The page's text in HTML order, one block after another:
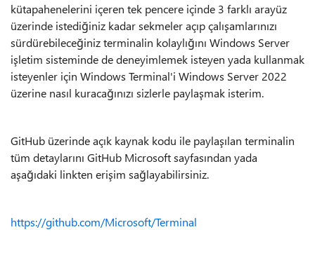
kütapahenelerini içeren tek pencere içinde 3 farklı arayüz
üzerinde istediğiniz kadar sekmeler açıp çalışamlarınızı
sürdürebileceğiniz terminalin kolaylığını Windows Server
işletim sisteminde de deneyimlemek isteyen yada kullanmak
isteyenler için Windows Terminal'i Windows Server 2022
üzerine nasıl kuracağınızı sizlerle paylaşmak isterim.
GitHub üzerinde açık kaynak kodu ile paylaşılan terminalin
tüm detaylarını GitHub Microsoft sayfasından yada
aşağıdaki linkten erişim sağlayabilirsiniz.
https://github.com/Microsoft/Terminal